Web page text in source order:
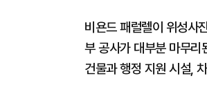
비욘드 패럴렐이 위성
부 공사가 대부분 마무리
건물과 행정 지원 시설,